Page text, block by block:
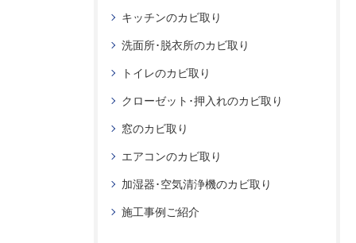
キッチンのカビ取り
洗面所･脱衣所のカビ取り
トイレのカビ取り
クローゼット･押入れのカビ取り
窓のカビ取り
エアコンのカビ取り
加湿器･空気清浄機のカビ取り
施工事例ご紹介